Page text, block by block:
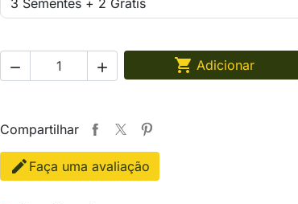
   Adicionar
Compartilhar
Faça uma avaliação